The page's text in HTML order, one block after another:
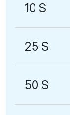
10 S
25 S
50 S